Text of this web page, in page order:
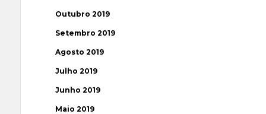
Outubro 2019
Setembro 2019
Agosto 2019
Julho 2019
Junho 2019
Maio 2019